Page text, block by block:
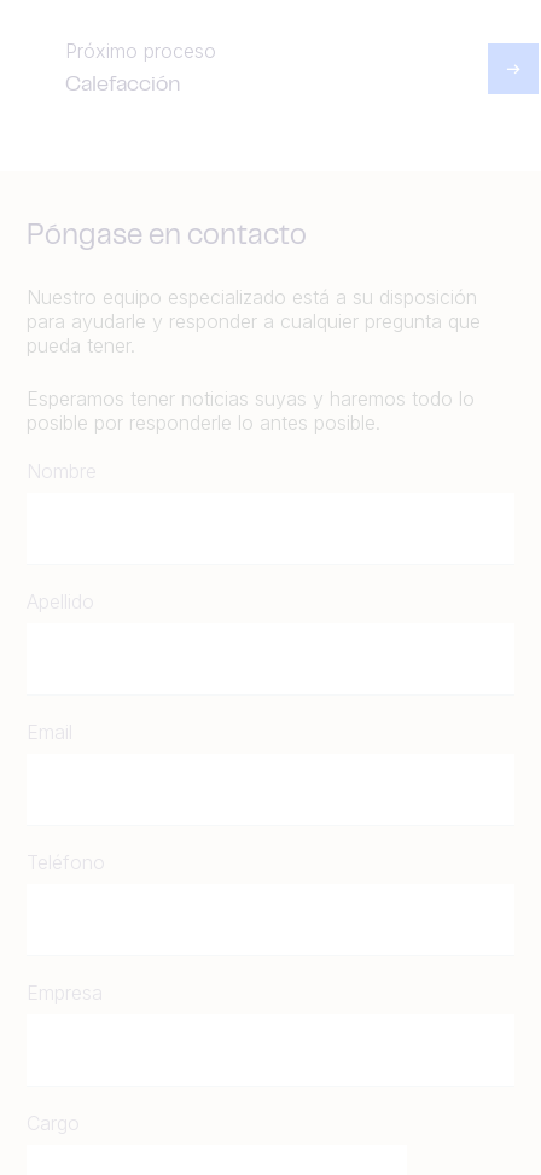
Próximo proceso
Calefacción
Póngase en contacto
Nuestro equipo especializado está a su disposición
para ayudarle y responder a cualquier pregunta que
pueda tener.
Esperamos tener noticias suyas y haremos todo lo
posible por responderle lo antes posible.
Nombre
Apellido
Email
Teléfono
Empresa
Cargo